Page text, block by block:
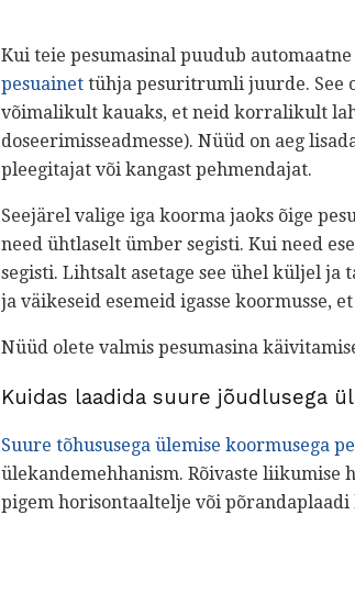
Kui teie pesumasinal puudub
pesuainet tühja pesuritrumli juurde. See
võimalikult kauaks, et neid korralikult
doseerimisseadmesse). Nüüd on aeg
pleegitajat või kangast pehmendajat.
Seejärel valige iga koorma jaoks õige
need ühtlaselt ümber segisti. Kui need
segisti. Lihtsalt asetage see ühel küljel ja
ja väikeseid esemeid igasse koormusse,
Nüüd olete valmis pesumasina
Kuidas laadida suure jõudlusega
Suure tõhususega ülemise koormusega
ülekandemehhanism. Rõivaste liikumise
pigem horisontaaltelje või